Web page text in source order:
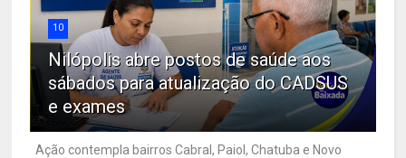
10
Nilópolis abre postos de saúde aos
sábados para atualização do CADSUS
e exames
Ação contempla bairros Cabral, Paiol, Chatuba e Novo